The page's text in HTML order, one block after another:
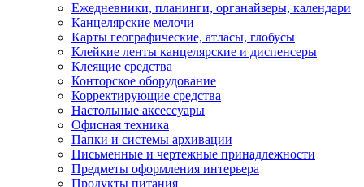
Ежедневники, планинги, органайзеры, календари
Канцелярские мелочи
Карты географические, атласы, глобусы
Клейкие ленты канцелярские и диспенсеры
Клеящие средства
Конторское оборудование
Корректирующие средства
Настольные аксессуары
Офисная техника
Папки и системы архивации
Письменные и чертежные принадлежности
Предметы оформления интерьера
Продукты питания